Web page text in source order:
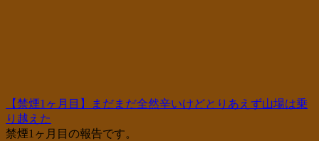
【禁煙1ヶ月目】まだまだ全然辛いけどとりあえず山場は乗
り越えた
禁煙1ヶ月目の報告です。